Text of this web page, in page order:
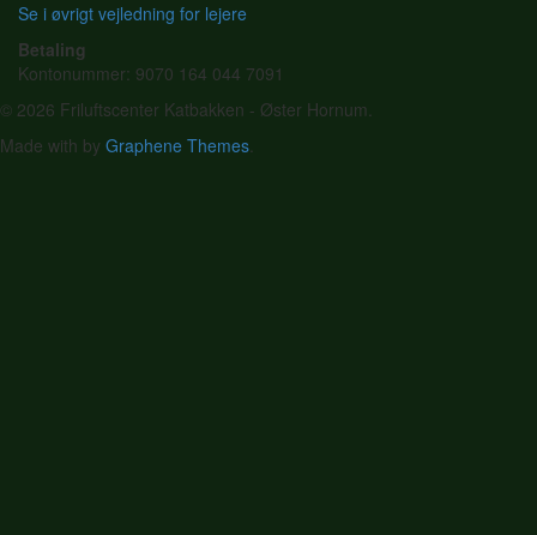
Se i øvrigt vejledning for lejere
Betaling
Kontonummer: 9070 164 044 7091
© 2026 Friluftscenter Katbakken - Øster Hornum.
Made with by Graphene Themes.